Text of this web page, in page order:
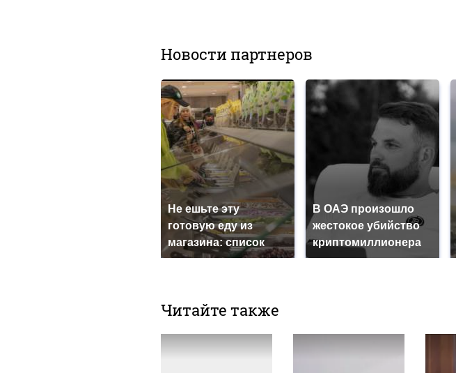
Новости партнеров
Не ешьте эту
готовую еду из
магазина: список
В ОАЭ произошло
жестокое убийство
криптомиллионера
Читайте также